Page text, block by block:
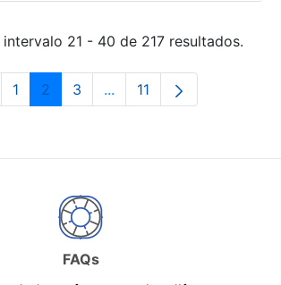
21 - 40 de 217 resultados.
Página
1 Página
2 Página
3 ...Páginas intermedias Use
Página
11
FAQs